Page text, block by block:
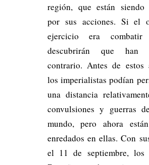
región, que están siendo
por sus acciones. Si el
ejercicio era
descubrirán que han
contrario. Antes de estos
los imperialistas podían
una distancia
convulsiones y guerras
mundo, pero ahora
enredados en ellas. Con
el 11 de septiembre, los